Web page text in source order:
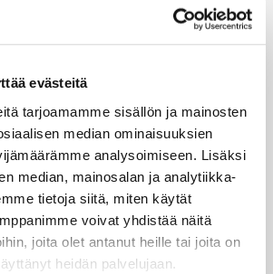
evästeitä
tarjoamamme sisällön ja mainosten
median ominaisuuksien
analysoimiseen. Lisäksi
median, mainosalan ja analytiikka-
tietoja siitä, miten käytät
voivat yhdistää näitä
joita olet antanut heille tai joita on
heidän palvelujaan.